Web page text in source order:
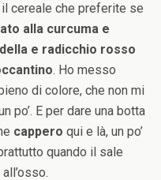
cereale che preferite se
alla curcuma e
e radicchio rosso
. Ho messo
di colore, che non mi
po’. E per dare una botta
cappero qui e là, un po’
quando il sale